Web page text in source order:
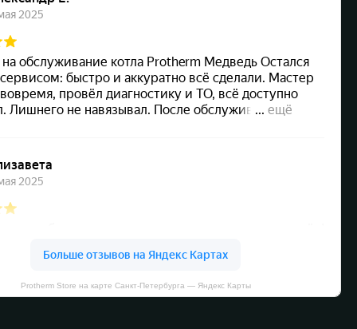
Protherm Store на карте Санкт‑Петербурга — Яндекс Карты